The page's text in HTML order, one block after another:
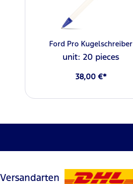
Ford Pro Kugelschreiber
unit: 20 pieces
38,00 €*
Versandarten